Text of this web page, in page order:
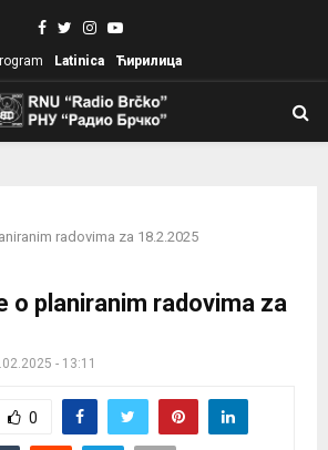
Facebook
TwitterInstagram
Youtube
Latinica Ћирилица
radovima za 18.2.2025
o planiranim radovima za
- 13:11
0